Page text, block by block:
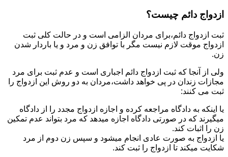
ازدواج دائم چیست؟
ثبت ازدواج دائم،برای مردان الزامی است و در حالت کلی ثبت
ازدواج موقت لازم نیست مگر با توافق زن و مرد و یا باردار شدن
زن.
ولی از آنجا که ثبت ازدواج دائم اجباری است و عدم ثبت برای مرد
مجازات زندان در پی خواهد داشت،مردان به دو روش این ازدواج را
ثبت می کنند:
یا اینکه به دادگاه مراجعه کرده و اجازه ازدواج مجدد را از دادگاه
میگیرند که در صورتی دادگاه اجازه میدهد که مرد بتواند عدم تمکین
زن را اثبات کند.
یا ازدواج به صورت عادی انجام میشود و سپس زن دوم از مرد
شکایت میکند تا ازدواج را ثبت کند.